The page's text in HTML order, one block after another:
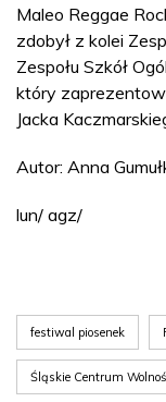
Maleo Reggae
zdobył z kolei
Zespołu Szkół
który
Jacka
Autor: Anna
lun/ agz/
festiwal piosenek
Śląskie Centrum